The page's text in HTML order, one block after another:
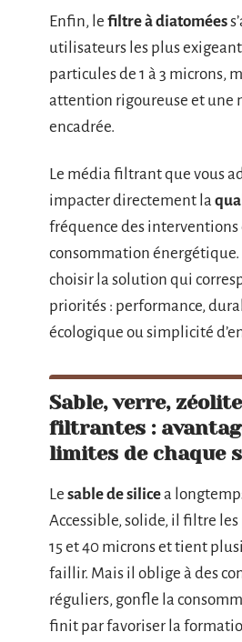
Enfin, le filtre à diatomées
utilisateurs les plus
particules de 1 à 3 microns,
attention rigoureuse et une
encadrée.
Le média filtrant que vous
impacter directement la
fréquence des interventions
consommation énergétique.
choisir la solution qui
priorités : performance,
écologique ou simplicité
Sable, verre,
filtrantes :
limites de chaque
Le sable de silicea
Accessible, solide, il filtre
15 et 40 microns et tient
faillir. Mais il oblige à des
réguliers, gonfle la
finit par favoriser la